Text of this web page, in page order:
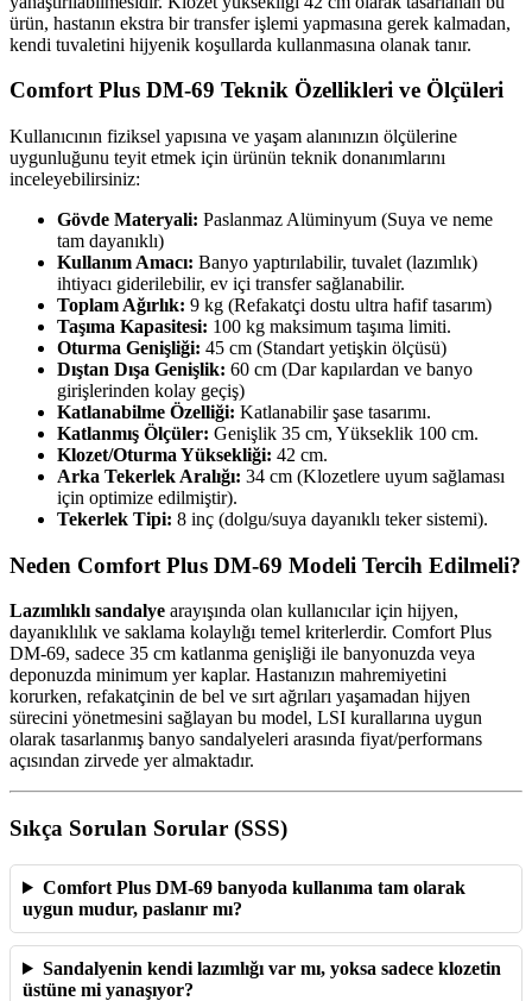
ürün, hastanın ekstra bir transfer işlemi yapmasına gerek kalmadan,
kendi tuvaletini hijyenik koşullarda kullanmasına olanak tanır.
Comfort Plus DM-69 Teknik Özellikleri ve Ölçüleri
Kullanıcının fiziksel yapısına ve yaşam alanınızın ölçülerine
uygunluğunu teyit etmek için ürünün teknik donanımlarını
inceleyebilirsiniz:
Gövde Materyali: Paslanmaz Alüminyum (Suya ve neme
tam dayanıklı)
Kullanım Amacı: Banyo yaptırılabilir, tuvalet (lazımlık)
ihtiyacı giderilebilir, ev içi transfer sağlanabilir.
Toplam Ağırlık: 9 kg (Refakatçi dostu ultra hafif tasarım)
Taşıma Kapasitesi: 100 kg maksimum taşıma limiti.
Oturma Genişliği: 45 cm (Standart yetişkin ölçüsü)
Dıştan Dışa Genişlik: 60 cm (Dar kapılardan ve banyo
girişlerinden kolay geçiş)
Katlanabilme Özelliği: Katlanabilir şase tasarımı.
Katlanmış Ölçüler: Genişlik 35 cm, Yükseklik 100 cm.
Klozet/Oturma Yüksekliği: 42 cm.
Arka Tekerlek Aralığı: 34 cm (Klozetlere uyum sağlaması
için optimize edilmiştir).
Tekerlek Tipi: 8 inç (dolgu/suya dayanıklı teker sistemi).
Neden Comfort Plus DM-69 Modeli Tercih Edilmeli?
Lazımlıklı sandalye arayışında olan kullanıcılar için hijyen,
dayanıklılık ve saklama kolaylığı temel kriterlerdir. Comfort Plus
DM-69, sadece 35 cm katlanma genişliği ile banyonuzda veya
deponuzda minimum yer kaplar. Hastanızın mahremiyetini
korurken, refakatçinin de bel ve sırt ağrıları yaşamadan hijyen
sürecini yönetmesini sağlayan bu model, LSI kurallarına uygun
olarak tasarlanmış banyo sandalyeleri arasında fiyat/performans
açısından zirvede yer almaktadır.
Sıkça Sorulan Sorular (SSS)
Comfort Plus DM-69 banyoda kullanıma tam olarak
uygun mudur, paslanır mı?
Sandalyenin kendi lazımlığı var mı, yoksa sadece klozetin
üstüne mi yanaşıyor?